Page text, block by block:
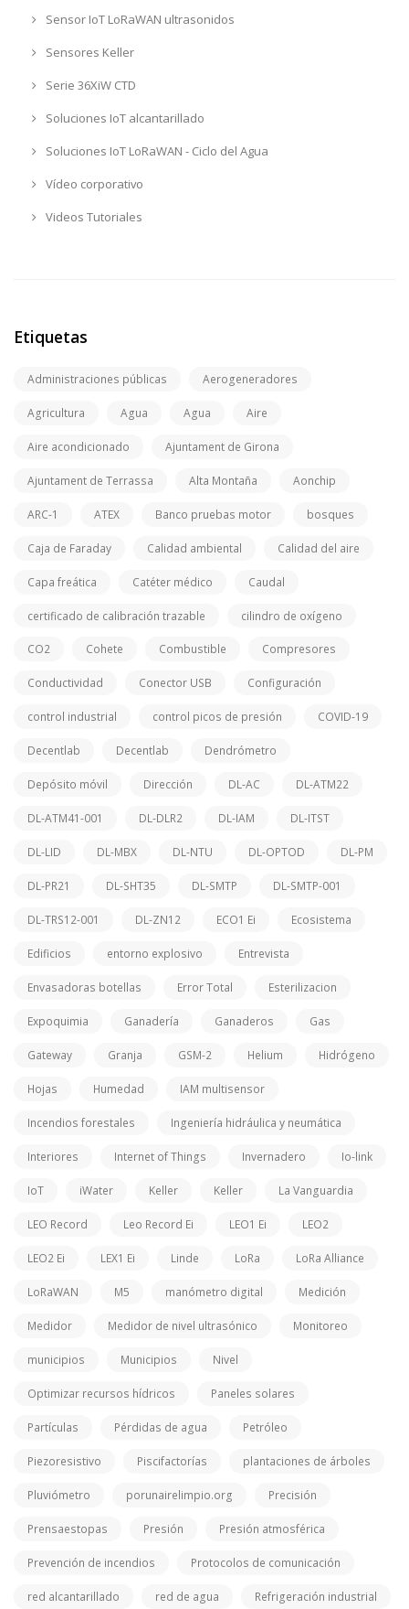
Sensor IoT LoRaWAN ultrasonidos
Sensores Keller
Serie 36XiW CTD
Soluciones IoT alcantarillado
Soluciones IoT LoRaWAN - Ciclo del Agua
Vídeo corporativo
Videos Tutoriales
Etiquetas
Administraciones públicas Aerogeneradores
Agricultura Agua Agua Aire
Aire acondicionado Ajuntament de Girona
Ajuntament de Terrassa Alta Montaña Aonchip
ARC-1 ATEX Banco pruebas motor bosques
Caja de Faraday Calidad ambiental Calidad del aire
Capa freática Catéter médico Caudal
certificado de calibración trazable cilindro de oxígeno
CO2 Cohete Combustible Compresores
Conductividad Conector USB Configuración
control industrial control picos de presión COVID-19
Decentlab Decentlab Dendrómetro
Depósito móvil Dirección DL-AC DL-ATM22
DL-ATM41-001 DL-DLR2 DL-IAM DL-ITST
DL-LID DL-MBX DL-NTU DL-OPTOD DL-PM
DL-PR21 DL-SHT35 DL-SMTP DL-SMTP-001
DL-TRS12-001 DL-ZN12 ECO1 Ei Ecosistema
Edificios entorno explosivo Entrevista
Envasadoras botellas Error Total Esterilizacion
Expoquimia Ganadería Ganaderos Gas
Gateway Granja GSM-2 Helium Hidrógeno
Hojas Humedad IAM multisensor
Incendios forestales Ingeniería hidráulica y neumática
Interiores Internet of Things Invernadero Io-link
IoT iWater Keller Keller La Vanguardia
LEO Record Leo Record Ei LEO1 Ei LEO2
LEO2 Ei LEX1 Ei Linde LoRa LoRa Alliance
LoRaWAN M5 manómetro digital Medición
Medidor Medidor de nivel ultrasónico Monitoreo
municipios Municipios Nivel
Optimizar recursos hídricos Paneles solares
Partículas Pérdidas de agua Petróleo
Piezoresistivo Piscifactorías plantaciones de árboles
Pluviómetro porunairelimpio.org Precisión
Prensaestopas Presión Presión atmosférica
Prevención de incendios Protocolos de comunicación
red alcantarillado red de agua Refrigeración industrial